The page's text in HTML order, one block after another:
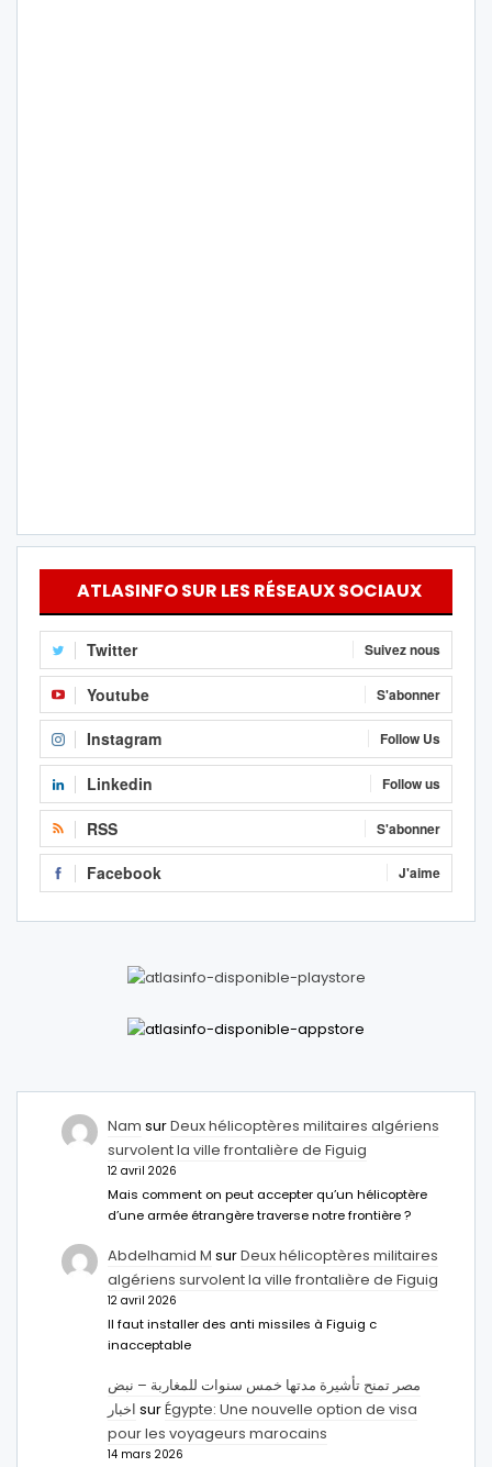
ATLASINFO SUR LES RÉSEAUX SOCIAUX
Twitter Suivez nous
Youtube S'abonner
Instagram Follow Us
Linkedin Follow us
RSS S'abonner
Facebook J'aime
Nam surDeux hélicoptères militaires algériens
survolent la ville frontalière de Figuig
12 avril 2026
Mais comment on peut accepter qu’un hélicoptère
d’une armée étrangère traverse notre frontière ?
Abdelhamid M surDeux hélicoptères militaires
algériens survolent la ville frontalière de Figuig
12 avril 2026
Il faut installer des anti missiles à Figuig c
inacceptable
مصر تمنح تأشيرة مدتها خمس سنوات للمغاربة – نبض
اخبار surÉgypte: Une nouvelle option de visa
pour les voyageurs marocains
14 mars 2026